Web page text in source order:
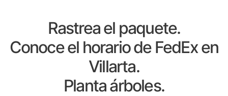
Rastrea el paquete.
Conoce el horario de FedEx en
Villarta.
Planta árboles.